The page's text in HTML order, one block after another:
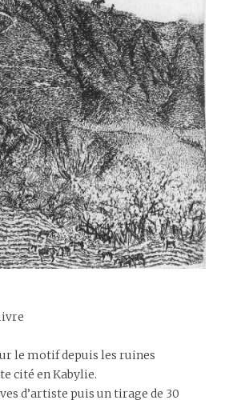
le motif depuis les ruines
cité en Kabylie.
d’artiste puis un tirage de 30